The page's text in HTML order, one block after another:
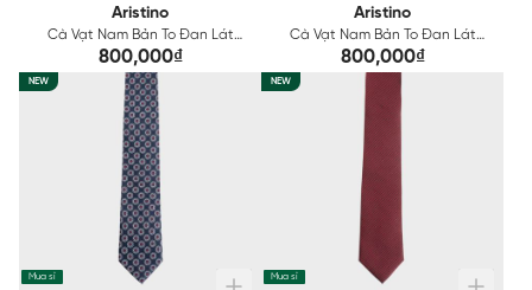
Aristino
Cà Vạt Nam Bản To Đan Lát
Aristino ATI004S0H2
800,000₫
Aristino
Cà Vạt Nam Bản To Đan Lát
Aristino ATI005S0H2
800,000₫
NEW
Mua sỉ
NEW
Mua sỉ